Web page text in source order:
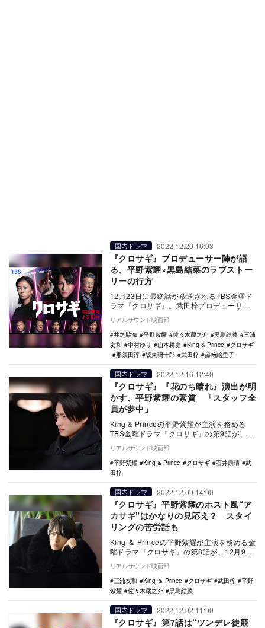
国内ドラマ 2022.12.20 16:03
『クロサギ』プロデューサー陣が語
る、平野紫耀×黒島結菜のラブストー
リーの行方
12月23日に最終話が放送されるTBS金曜ド
ラマ『クロサギ』。武田梓プロデューサー
と那須田淳プロデューサーのコメントが到
着した。…
リアルサウンド映画部
井之脇海
平野紫耀 佐々木蔵之介 黒島結菜
三浦
友和
中村ゆり 山本耕史 King & Prince
クロサギ
那須田淳
坂東彌十郎 武田梓 篠﨑絵里子
国内ドラマ 2022.12.16 12:40
『クロサギ』『花のち晴れ』演出が明
かす、平野紫耀の素質 「スタッフ全
員が夢中」
King & Princeの平野紫耀が主演を務める
TBS金曜ドラマ『クロサギ』の第9話が、12
月16日22時より放送され…
リアルサウンド映画部
平野紫耀
King & Prince クロサギ 石井康晴
武
田梓
国内ドラマ 2022.12.09 14:00
『クロサギ』平野紫耀のホスト風“ア
カサギ”はかなりの見応え？ スタイ
リングの苦労話も
King ＆ Princeの平野紫耀が主演を務める金
曜ドラマ『クロサギ』の第8話が、12月9日
リアルサウンド映画部
三浦友和
King ＆ Prince クロサギ 武田梓
平野
紫耀
佐々木蔵之介 黒島結菜
国内ドラマ 2022.12.02 11:00
『クロサギ』第7話は“ツンデレ徒競